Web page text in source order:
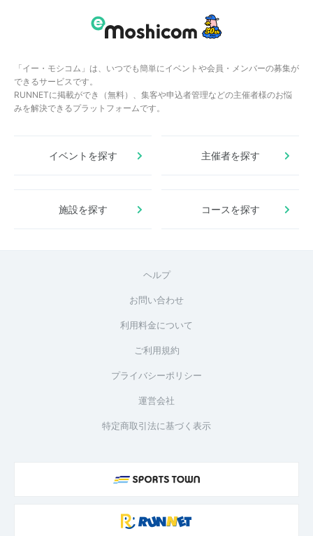
「イー・モシコム」は、いつでも簡単にイベントや会員・メンバーの募集が
できるサービスです。
RUNNETに掲載ができ（無料）、集客や申込者管理などの主催者様のお悩
みを解決できるプラットフォームです。
イベントを探す 主催者を探す
施設を探す コースを探す
ヘルプ
お問い合わせ
利用料金について
ご利用規約
プライバシーポリシー
運営会社
特定商取引法に基づく表示